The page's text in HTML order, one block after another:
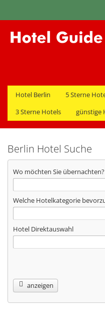
Hotel Berlin 5 Sterne
3 Sterne Hotels
günstige
Berlin Hotel Suche
Wo möchten Sie übernachten?
Welche Hotelkategorie
Hotel Direktauswahl
anzeigen